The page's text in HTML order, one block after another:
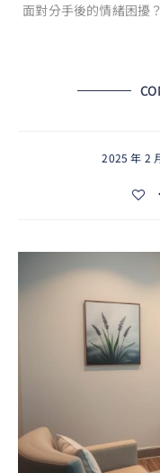
面對分手後的情緒困擾
2025 年 2